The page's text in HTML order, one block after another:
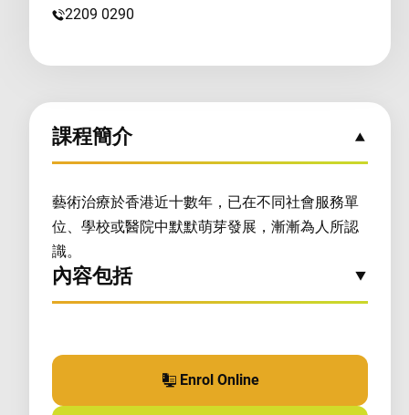
2209 0290
課程簡介
藝術治療於香港近十數年，已在不同社會服務單
位、學校或醫院中默默萌芽發展，漸漸為人所認
識。
內容包括
Enrol Online